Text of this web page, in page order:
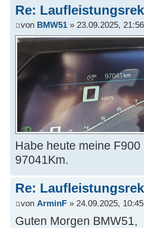
Re:
von BMW51 » 23.09.2025, 21:56
Habe heute meine
97041Km.
Re:
von ArminF » 24.09.2025, 10:45
Guten Morgen BMW51,